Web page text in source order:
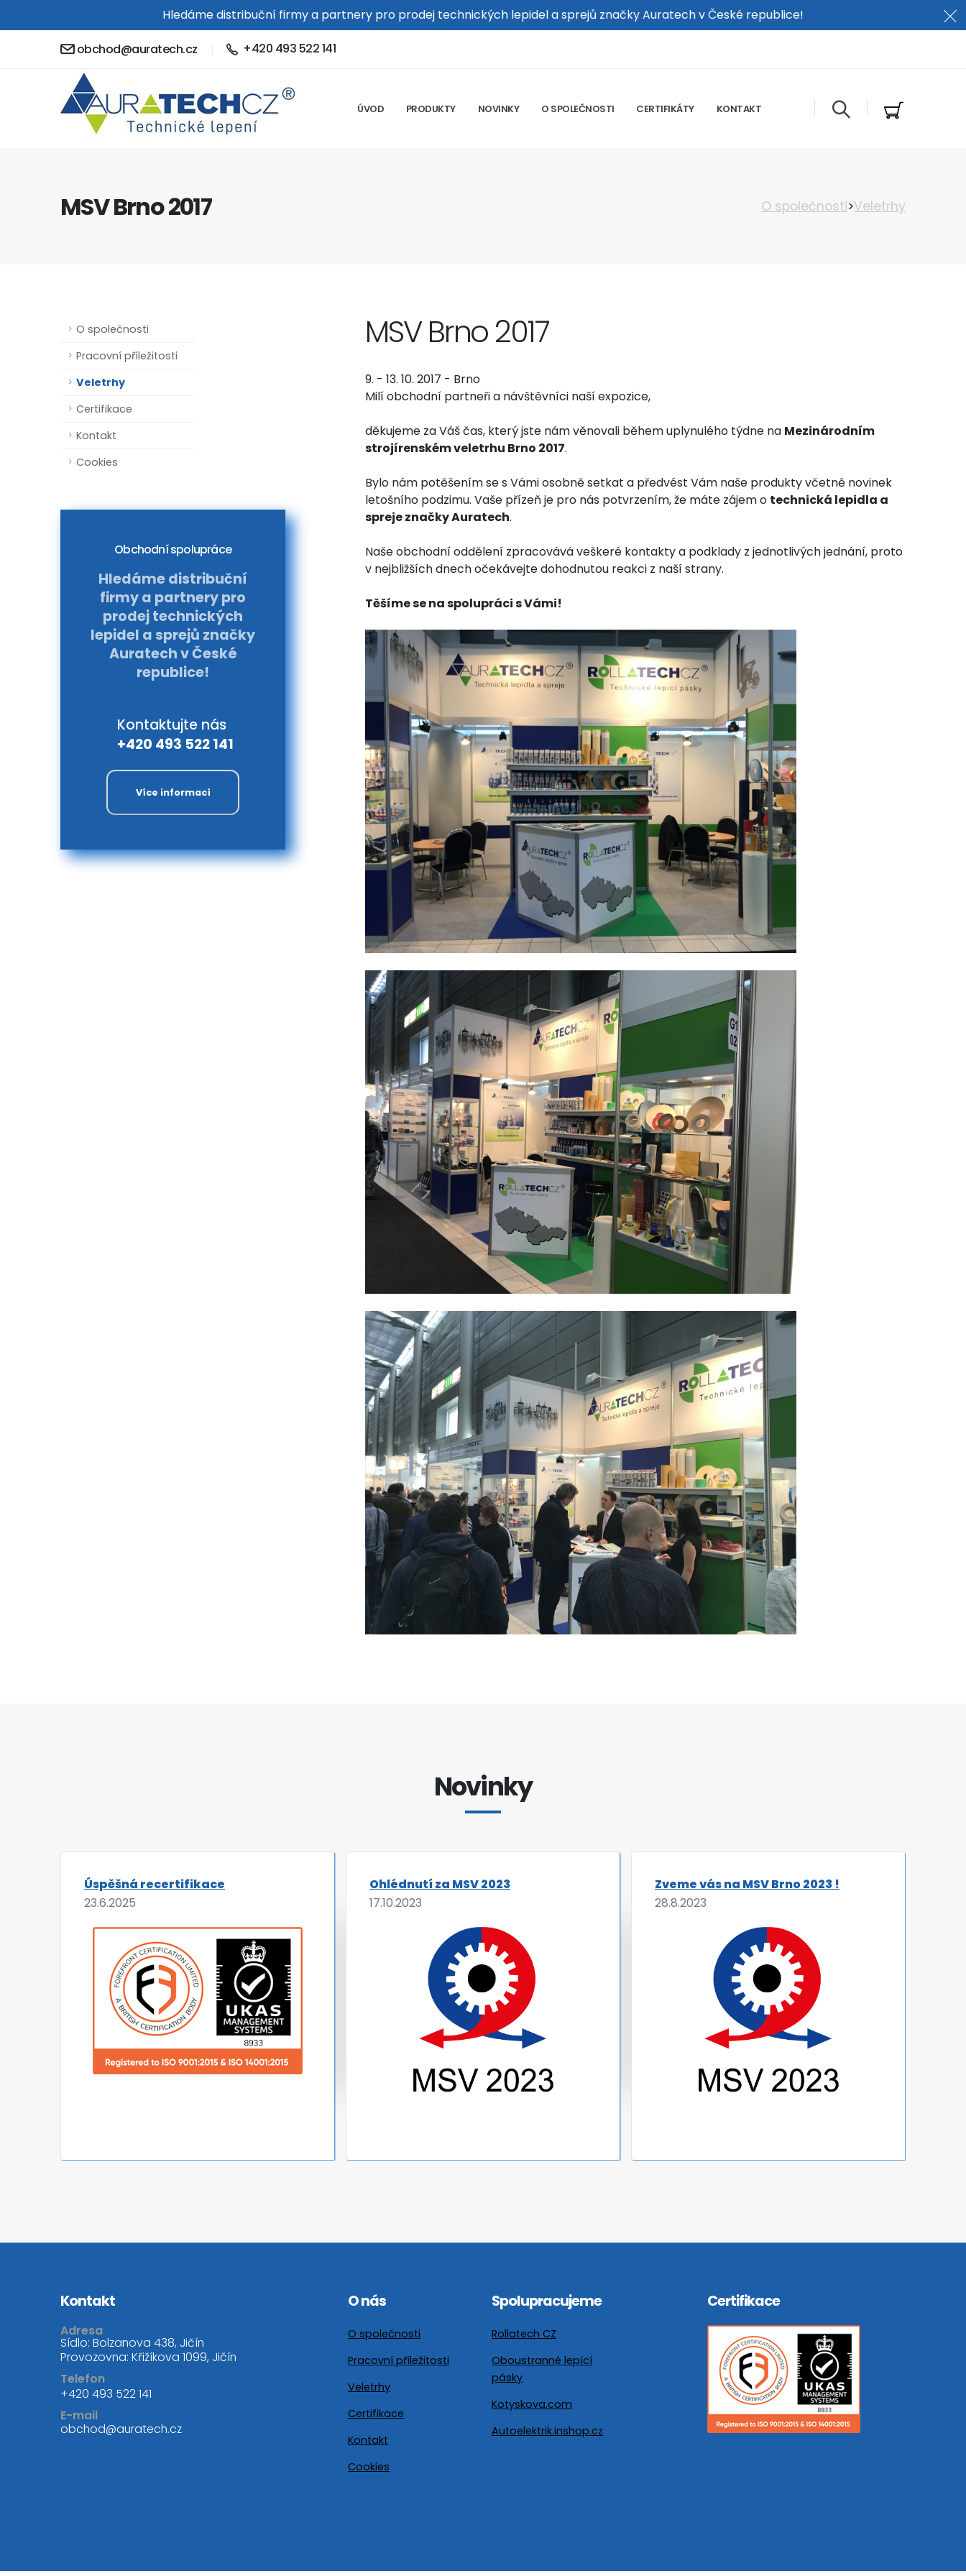
Hledáme distribuční firmy a partnery pro prodej technických lepidel a sprejů značky Auratech v České republice!
obchod@auratech.cz +420 493 522 141
ÚVOD PRODUKTY NOVINKY O SPOLEČNOSTI CERTIFIKÁTY KONTAKT
MSV Brno 2017 O společnosti>Veletrhy
O společnosti
Pracovní příležitosti
Veletrhy
Certifikace
Kontakt
Cookies
Obchodní spolupráce
Hledáme distribuční
firmy a partnery pro
prodej technických
lepidel a sprejů značky
Auratech v České
republice!
Kontaktujte nás
+420 493 522 141
Více informací
MSV Brno 2017
9. - 13. 10. 2017 - Brno
Milí obchodní partneři a návštěvníci naší expozice,
děkujeme za Váš čas, který jste nám věnovali během uplynulého týdne na Mezinárodním
strojírenském veletrhu Brno 2017.
Bylo nám potěšením se s Vámi osobně setkat a předvést Vám naše produkty včetně novinek
letošního podzimu. Vaše přízeň je pro nás potvrzením, že máte zájem o technická lepidla a
spreje značky Auratech.
Naše obchodní oddělení zpracovává veškeré kontakty a podklady z jednotlivých jednání, proto
v nejbližších dnech očekávejte dohodnutou reakci z naší strany.
Těšíme se na spolupráci s Vámi!
Novinky
Úspěšná recertifikace
23.6.2025
Ohlédnutí za MSV 2023
17.10.2023
Zveme vás na MSV Brno 2023 !
28.8.2023
Kontakt
Adresa
Sídlo: Bolzanova 438, Jičín
Provozovna: Křižíkova 1099, Jičín
Telefon
+420 493 522 141
E-mail
obchod@auratech.cz
O nás
O společnosti
Pracovní příležitosti
Veletrhy
Certifikace
Kontakt
Cookies
Spolupracujeme
Rollatech CZ
Oboustranné lepící
pásky
Kotyskova.com
Autoelektrik.inshop.cz
Certifikace